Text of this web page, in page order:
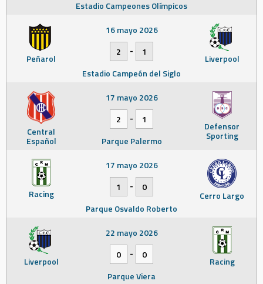
Estadio Campeones Olímpicos
Peñarol Liverpool
16 mayo 2026
2
-
1
Estadio Campeón del Siglo
Central
Español
Defensor
Sporting
17 mayo 2026
2
-
1
Parque Palermo
Racing Cerro Largo
17 mayo 2026
1
-
0
Parque Osvaldo Roberto
Liverpool Racing
22 mayo 2026
0
-
0
Parque Viera